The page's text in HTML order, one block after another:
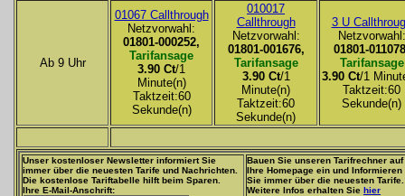
Ab 9 Uhr
01067 Callthrough
Netzvorwahl:
01801-000252,
Tarifansage
3.90 Ct/1
Minute(n)
Taktzeit:60
Sekunde(n)
010017
Callthrough
Netzvorwahl:
01801-001676,
Tarifansage
3.90 Ct/1
Minute(n)
Taktzeit:60
Sekunde(n)
3 U
Netzvorwahl:
01801-
Tarifansage
3.90 Ct/1
Taktzeit:60
Sekunde(n)
Unser kostenloser Newsletter informiert Sie
immer über die neuesten Tarife und Nachrichten.
Die kostenlose Tariftabelle hilft beim Sparen.
Ihre E-Mail-Anschrift:
Bauen Sie unseren Tarifrechner auf
Ihre Homepage ein und Informieren
Sie immer über die neuesten Tarife.
Weitere Infos erhalten Sie hier